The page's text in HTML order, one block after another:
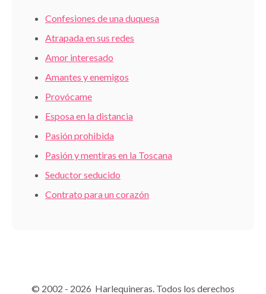
Confesiones de una duquesa
Atrapada en sus redes
Amor interesado
Amantes y enemigos
Provócame
Esposa en la distancia
Pasión prohibida
Pasión y mentiras en la Toscana
Seductor seducido
Contrato para un corazón
© 2002 - 2026 Harlequineras. Todos los derechos